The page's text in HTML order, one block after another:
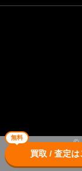
無料
買取 / 査定は
©